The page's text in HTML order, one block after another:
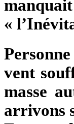
«
vent
masse
arrivons